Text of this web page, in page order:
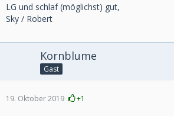
LG und schlaf (möglichst) gut,
Sky / Robert
Kornblume
Gast
19. Oktober 2019 +1